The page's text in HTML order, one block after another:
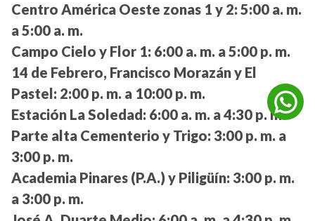
Centro América Oeste zonas 1 y 2: 5:00 a. m.
a 5:00 a. m.
Campo Cielo y Flor 1: 6:00 a. m. a 5:00 p. m.
14 de Febrero, Francisco Morazán y El
Pastel: 2:00 p. m. a 10:00 p. m.
Estación La Soledad: 6:00 a. m. a 4:30 p. m.
Parte alta Cementerio y Trigo: 3:00 p. m. a
3:00 p. m.
Academia Pinares (P.A.) y Piligüín: 3:00 p. m.
a 3:00 p. m.